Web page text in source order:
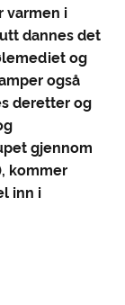
varmen i
dannes det
og
også
deretter og
gjennom
kommer
inn i